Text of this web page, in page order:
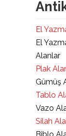
El
El
Alanlar
Plak
Gümüş
Tablo
Vazo
Silah